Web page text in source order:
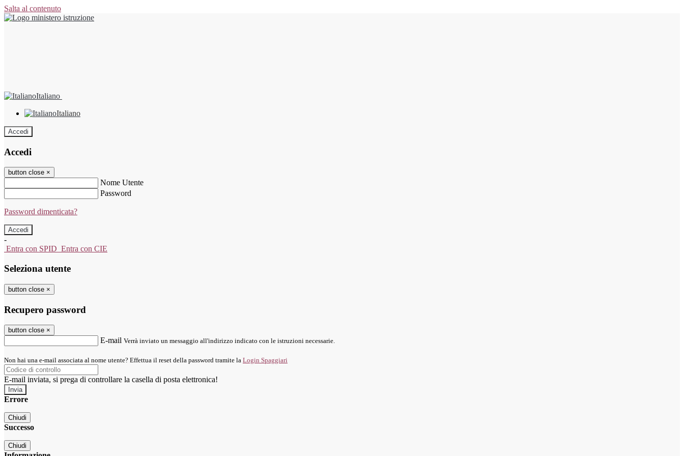
Salta al contenuto
Italiano
Italiano
Accedi
Accedi
button close ×
Nome Utente
Password
Password dimenticata?
-
Entra con SPID Entra con CIE
Seleziona utente
button close ×
Recupero password
button close ×
E-mail Verrà inviato un messaggio all'indirizzo indicato con le istruzioni necessarie.
Non hai una e-mail associata al nome utente? Effettua il reset della password tramite la Login Spaggiari
E-mail inviata, si prega di controllare la casella di posta elettronica!
Errore
Chiudi
Successo
Chiudi